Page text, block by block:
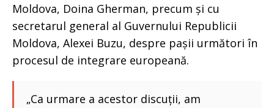
Moldova, Doina Gherman, precum și cu
secretarul general al Guvernului Republicii
Moldova, Alexei Buzu, despre pașii următori în
procesul de integrare europeană.
„Ca urmare a acestor discuții, am